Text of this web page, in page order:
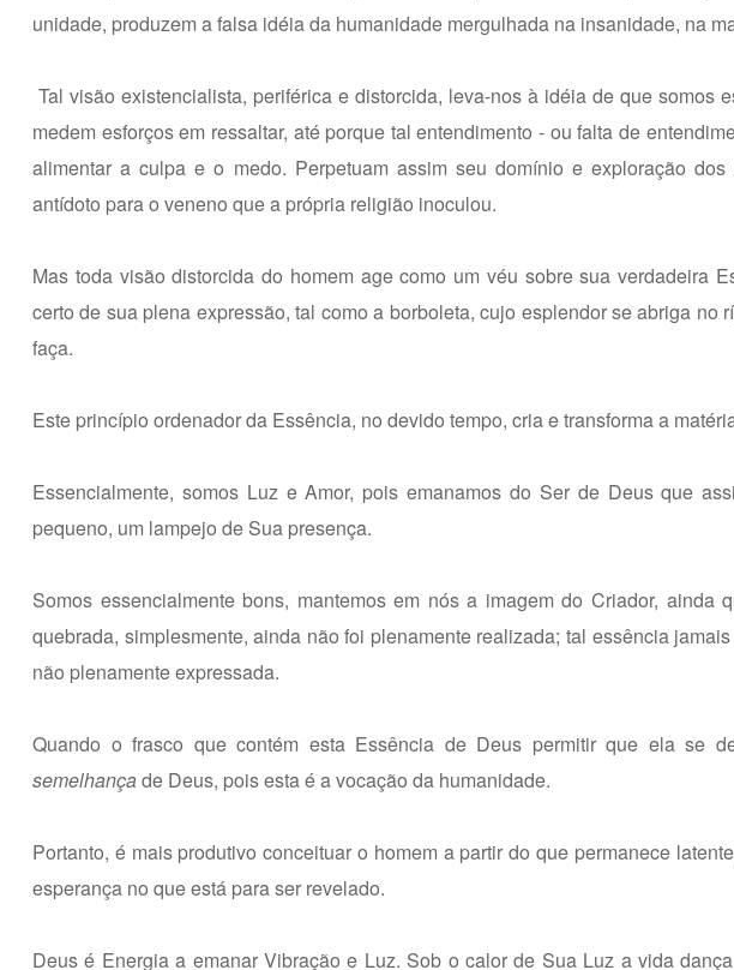
unidade, produzem a falsa idéia da humanidade mergulhada na insanidade, na
Tal visão existencialista, periférica e distorcida, leva-nos à idéia de que somos
medem esforços em ressaltar, até porque tal entendimento - ou falta de
alimentar a culpa e o medo. Perpetuam assim seu domínio e exploração
antídoto para o veneno que a própria religião inoculou.
Mas toda visão distorcida do homem age como um véu sobre sua verdadeira
certo de sua plena expressão, tal como a borboleta, cujo esplendor se abriga
faça.
Este princípio ordenador da Essência, no devido tempo, cria e transforma a
Essencialmente, somos Luz e Amor, pois emanamos do Ser de Deus que
pequeno, um lampejo de Sua presença.
Somos essencialmente bons, mantemos em nós a imagem do Criador, ainda
quebrada, simplesmente, ainda não foi plenamente realizada; tal essência
não plenamente expressada.
Quando o frasco que contém esta Essência de Deus permitir que ela se
semelhançade Deus, pois esta é a vocação da humanidade.
Portanto, é mais produtivo conceituar o homem a partir do que permanece
esperança no que está para ser revelado.
Deus é Energia a emanar Vibração e Luz. Sob o calor de Sua Luz a vida